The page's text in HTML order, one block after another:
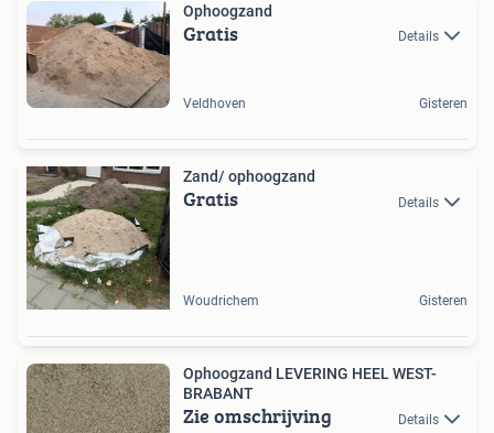
Ophoogzand
Gratis Details
Veldhoven Gisteren
Zand/ ophoogzand
Gratis Details
Woudrichem Gisteren
Ophoogzand LEVERING HEEL WEST-
BRABANT
Zie omschrijving Details